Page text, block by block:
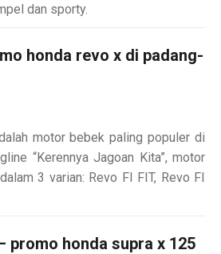
dan sporty.
honda revo x di padang-
motor bebek paling populer di
“Kerennya Jagoan Kita”, motor
3 varian: Revo FI FIT, Revo FI
promo honda supra x 125